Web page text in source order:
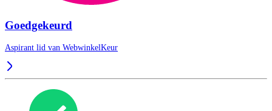
Goedgekeurd
Aspirant lid van WebwinkelKeur